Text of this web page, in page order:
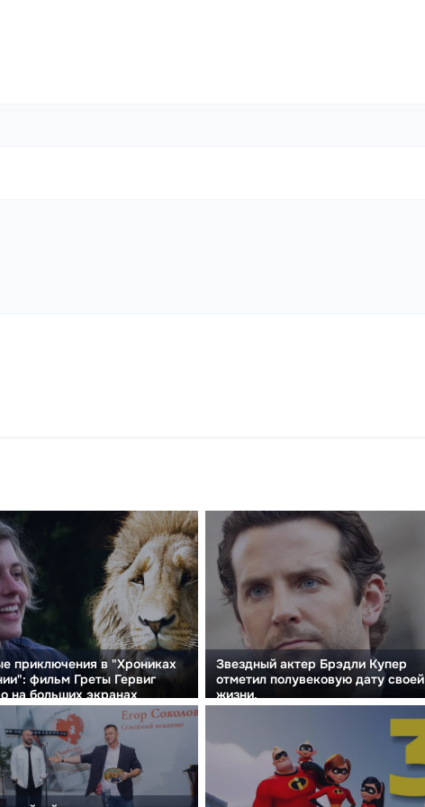
приключения в "Хрониках
фильм Греты Гервиг
на больших экранах
Звездный актер Брэдли Купер
отметил полувековую дату своей
жизни.